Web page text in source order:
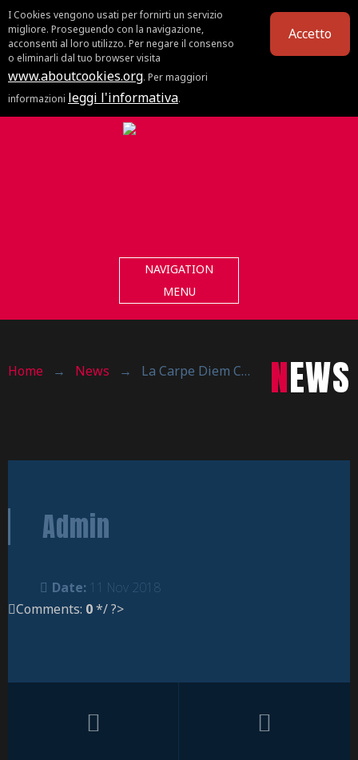
I Cookies vengono usati per fornirti un servizio
migliore. Proseguendo con la navigazione,
acconsenti al loro utilizzo. Per negare il consenso
o eliminarli dal tuo browser visita
www.aboutcookies.org. Per maggiori
informazioni leggi l'informativa.
Accetto
NAVIGATION
MENU
Home → News → La Carpe Diem Calolzio continua a volare NEWS
Admin
Date: 11 Nov 2018
Comments: 0*/ ?>